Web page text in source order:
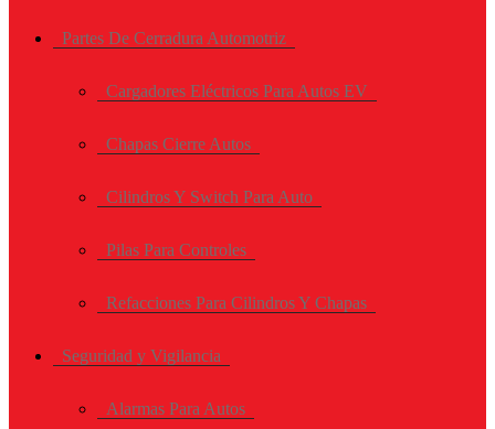
Partes De Cerradura Automotriz
Cargadores Eléctricos Para Autos EV
Chapas Cierre Autos
Cilindros Y Switch Para Auto
Pilas Para Controles
Refacciones Para Cilindros Y Chapas
Seguridad y Vigilancia
Alarmas Para Autos